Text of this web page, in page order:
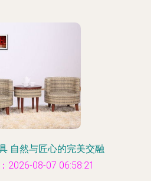
自然与匠心的完美交融
2026-08-07 06:58:21